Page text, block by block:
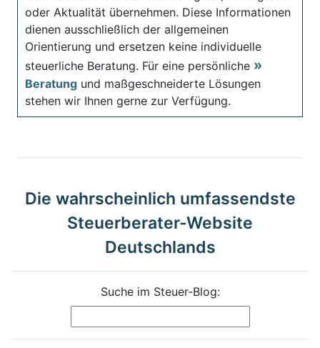
oder Aktualität übernehmen. Diese Informationen
dienen ausschließlich der allgemeinen
Orientierung und ersetzen keine individuelle
steuerliche Beratung. Für eine persönliche
Beratung und maßgeschneiderte Lösungen
stehen wir Ihnen gerne zur Verfügung.
Die wahrscheinlich umfassendste
Steuerberater-Website
Deutschlands
Suche im Steuer-Blog: